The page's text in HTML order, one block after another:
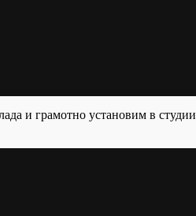
и грамотно установим в студии